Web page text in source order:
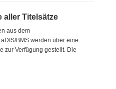
aller Titelsätze
aus dem
BMS werden über eine
zur Verfügung gestellt. Die